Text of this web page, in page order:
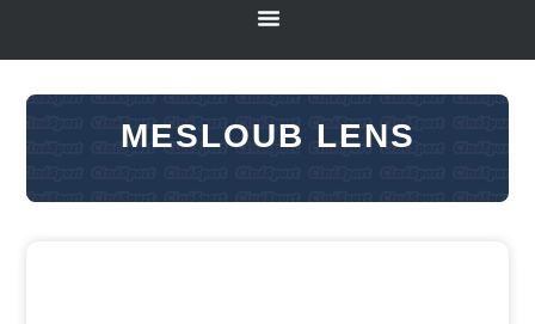
MESLOUB LENS